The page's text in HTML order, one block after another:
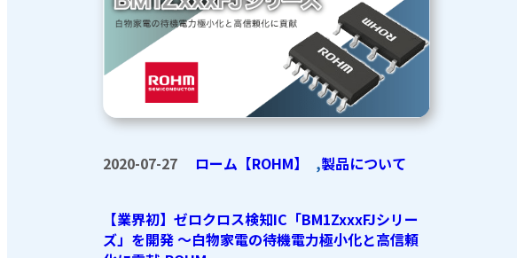
2020-07-27 ローム【ROHM】 ,製品について
【業界初】ゼロクロス検知IC「BM1ZxxxFJシリー
ズ」を開発 ～白物家電の待機電力極小化と高信頼